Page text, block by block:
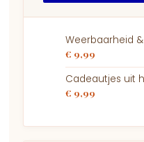
Weerbaarheid
€ 9,99
Cadeautjes uit
€ 9,99